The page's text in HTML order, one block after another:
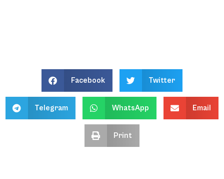
Facebook Twitter
Telegram WhatsApp Email
Print